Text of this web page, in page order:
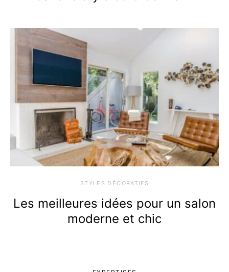
STYLES DÉCORATIFS
Les meilleures idées pour un salon
moderne et chic